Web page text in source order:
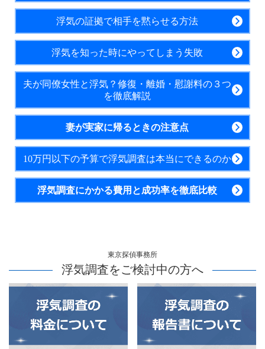
浮気の証拠で相手を黙らせる方法
浮気を知った時にやってしまう失敗
夫が同僚女性と浮気？修復・離婚・慰謝料の３つ
を徹底解説
妻が実家に帰るときの注意点
10万円以下の予算で浮気調査は本当にできるのか
浮気調査にかかる費用と成功率を徹底比較
東京探偵事務所
浮気調査をご検討中の方へ